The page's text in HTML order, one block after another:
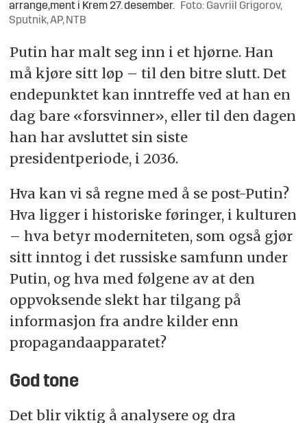
arrange,ment i Krem 27. desember. Foto: Gavriil Grigorov,
Sputnik, AP, NTB
Putin har malt seg inn i et hjørne. Han
må kjøre sitt løp – til den bitre slutt. Det
endepunktet kan inntreffe ved at han en
dag bare «forsvinner», eller til den dagen
han har avsluttet sin siste
presidentperiode, i 2036.
Hva kan vi så regne med å se post-Putin?
Hva ligger i historiske føringer, i kulturen
– hva betyr moderniteten, som også gjør
sitt inntog i det russiske samfunn under
Putin, og hva med følgene av at den
oppvoksende slekt har tilgang på
informasjon fra andre kilder enn
propagandaapparatet?
God tone
Det blir viktig å analysere og dra